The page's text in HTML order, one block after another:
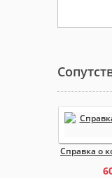
Справка о